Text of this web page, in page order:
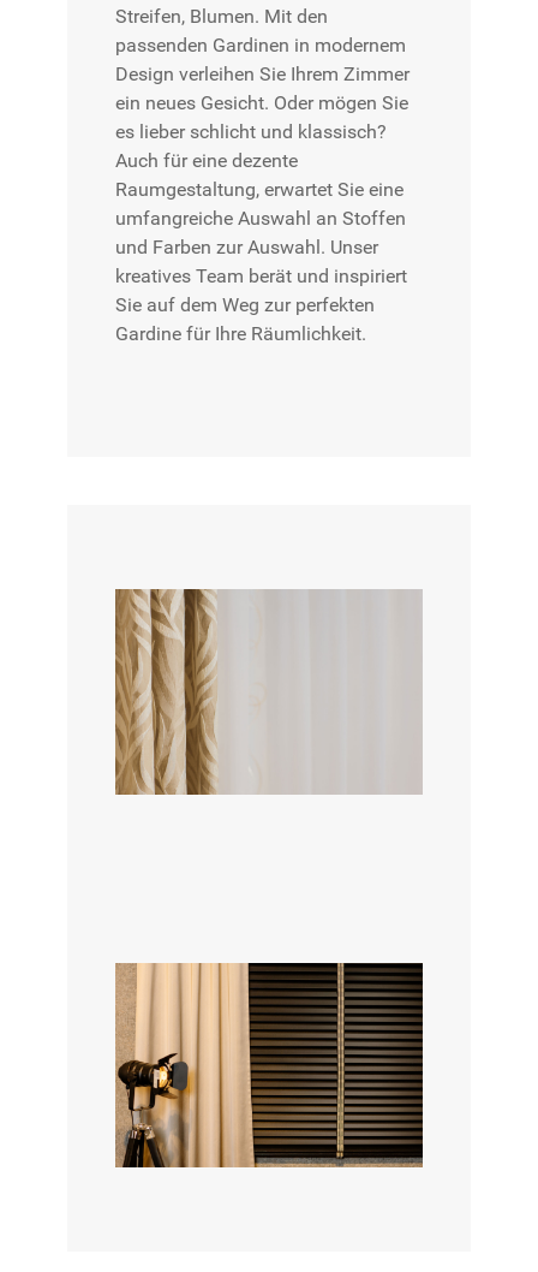
Streifen, Blumen. Mit den
passenden Gardinen in modernem
Design verleihen Sie Ihrem Zimmer
ein neues Gesicht. Oder mögen Sie
es lieber schlicht und klassisch?
Auch für eine dezente
Raumgestaltung, erwartet Sie eine
umfangreiche Auswahl an Stoffen
und Farben zur Auswahl. Unser
kreatives Team berät und inspiriert
Sie auf dem Weg zur perfekten
Gardine für Ihre Räumlichkeit.